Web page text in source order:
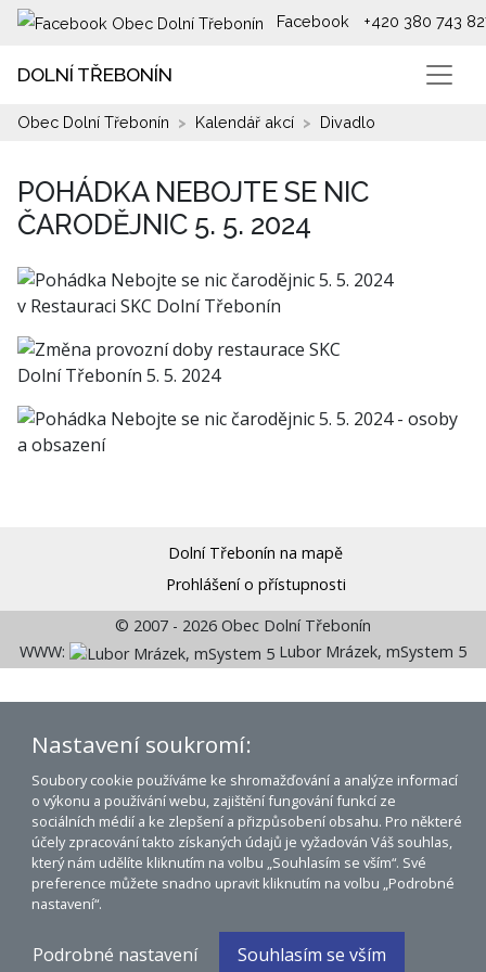
Facebook +420 380 743
DOLNÍ TŘEBONÍN
Obec Dolní Třebonín Kalendář akcí Divadlo
POHÁDKA NEBOJTE SE NIC
ČARODĚJNIC 5. 5. 2024
Dolní Třebonín na mapě
Prohlášení o přístupnosti
© 2007 - 2026 Obec Dolní Třebonín
WWW:
Lubor Mrázek, mSystem 5
Nastavení soukromí:
Soubory cookie používáme ke shromažďování a analýze informací
o výkonu a používání webu, zajištění fungování funkcí ze
sociálních médií a ke zlepšení a přizpůsobení obsahu. Pro některé
účely zpracování takto získaných údajů je vyžadován Váš souhlas,
který nám udělíte kliknutím na volbu „Souhlasím se vším“. Své
preference můžete snadno upravit kliknutím na volbu „Podrobné
nastavení“.
Podrobné nastavení Souhlasím se vším